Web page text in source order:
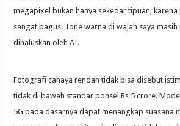
megapixel bukan hanya sekedar tipuan,
sangat bagus. Tone warna di wajah saya
dihaluskan oleh AI.
Fotografi cahaya rendah tidak bisa disebut
tidak di bawah standar ponsel Rs 5 crore.
5G pada dasarnya dapat menangkap suasana